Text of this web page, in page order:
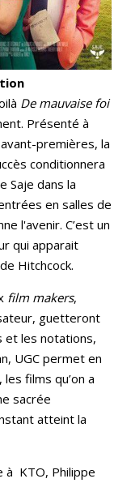
De mauvaise foi
Présenté à
premières, la
conditionnera
Saje dans la
en salles de
l'avenir. C’est un
qui apparait
Hitchcock.
film makers,
guetteront
et les notations,
UGC permet en
films qu’on a
sacrée
atteint la
à KTO, Philippe